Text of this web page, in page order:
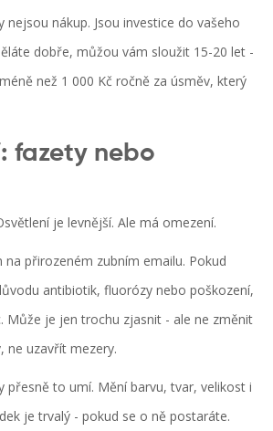
nejsou nákup. Jsou investice do vašeho
dobře, můžou vám sloužit 15-20 let -
než 1 000 Kč ročně za úsměv, který
fazety nebo
je levnější. Ale má omezení.
na přirozeném zubním emailu. Pokud
antibiotik, fluorózy nebo poškození,
Může je jen trochu zjasnit - ale ne změnit
ne uzavřít mezery.
přesně to umí. Mění barvu, tvar, velikost i
je trvalý - pokud se o ně postaráte.